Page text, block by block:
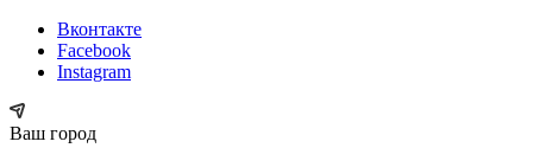
Вконтакте
Facebook
Instagram
Ваш город